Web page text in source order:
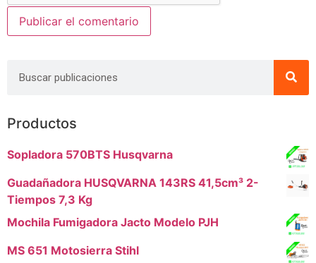
Productos
Sopladora 570BTS Husqvarna
Guadañadora HUSQVARNA 143RS 41,5cm³ 2-
Tiempos 7,3 Kg
Mochila Fumigadora Jacto Modelo PJH
MS 651 Motosierra Stihl